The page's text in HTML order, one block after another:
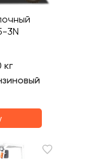
3N
кг